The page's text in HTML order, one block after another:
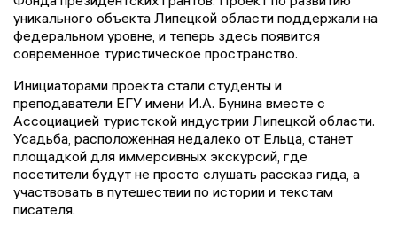
уникального объекта Липецкой области поддержали на
федеральном уровне, и теперь здесь появится
современное туристическое пространство.
Инициаторами проекта стали студенты и
преподаватели ЕГУ имени И.А. Бунина вместе с
Ассоциацией туристской индустрии Липецкой области.
Усадьба, расположенная недалеко от Ельца, станет
площадкой для иммерсивных экскурсий, где
посетители будут не просто слушать рассказ гида, а
участвовать в путешествии по истории и текстам
писателя.